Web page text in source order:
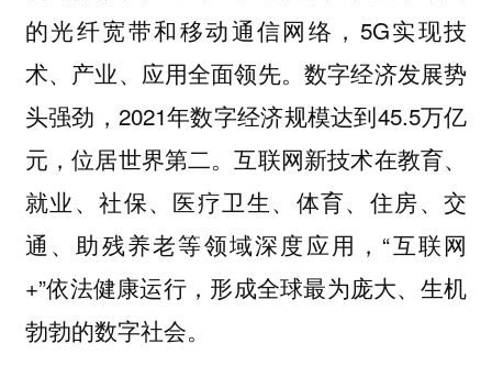
的光纤宽带和移动通信网络，5G实现技
术、产业、应用全面领先。数字经济发展势
头强劲，2021年数字经济规模达到45.5万亿
元，位居世界第二。互联网新技术在教育、
就业、社保、医疗卫生、体育、住房、交
通、助残养老等领域深度应用，“互联网
+”依法健康运行，形成全球最为庞大、生机
勃勃的数字社会。